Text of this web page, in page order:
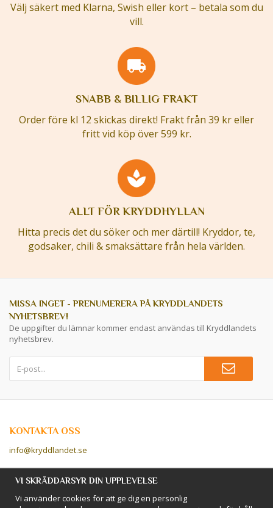
Välj säkert med Klarna, Swish eller kort – betala som du
vill.
SNABB & BILLIG FRAKT
Order före kl 12 skickas direkt! Frakt från 39 kr eller
fritt vid köp över 599 kr.
ALLT FÖR KRYDDHYLLAN
Hitta precis det du söker och mer därtill! Kryddor, te,
godsaker, chili & smaksättare från hela världen.
MISSA INGET - PRENUMERERA PÅ KRYDDLANDETS
NYHETSBREV!
De uppgifter du lämnar kommer endast användas till Kryddlandets
nyhetsbrev.
KONTAKTA OSS
info@kryddlandet.se
Följ oss på Facebook!
Följ oss på Instagram!
VI SKRÄDDARSYR DIN UPPLEVELSE
Vi använder cookies för att ge dig en personlig